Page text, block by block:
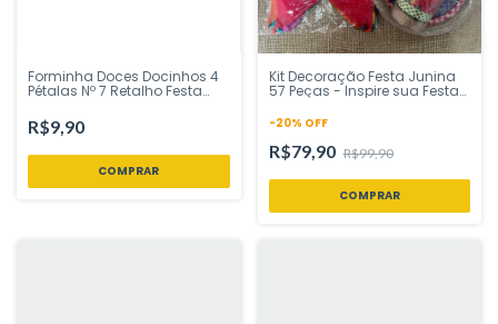
Forminha Doces Docinhos 4
Pétalas Nº 7 Retalho Festa
Inspire sua Festa Loja
R$9,90
Kit Decoração Festa Junina
57 Peças - Inspire sua Festa
-20% OFF
R$79,90 R$99,90